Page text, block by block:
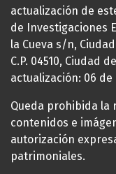
actualización de
de Investigaciones
la Cueva s/n,
C.P. 04510, Ciudad
actualización: 06 de
Queda prohibida la
contenidos e
autorización
patrimoniales.